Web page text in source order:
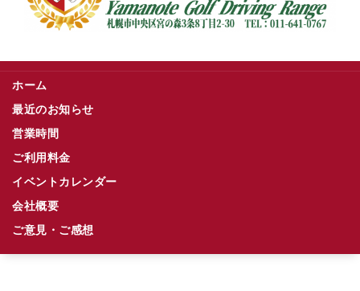
ホーム
最近のお知らせ
営業時間
ご利用料金
イベントカレンダー
会社概要
ご意見・ご感想